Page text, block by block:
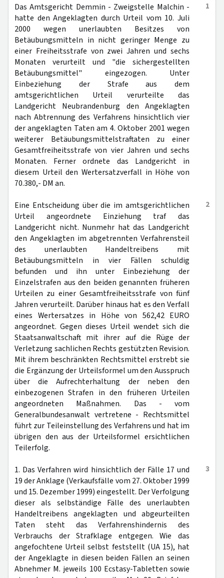
1
Das Amtsgericht Demmin - Zweigstelle Malchin -
hatte den Angeklagten durch Urteil vom 10. Juli
2000 wegen unerlaubten Besitzes von
Betäubungsmitteln in nicht geringer Menge zu
einer Freiheitsstrafe von zwei Jahren und sechs
Monaten verurteilt und "die sichergestellten
Betäubungsmittel" eingezogen. Unter
Einbeziehung der Strafe aus dem
amtsgerichtlichen Urteil verurteilte das
Landgericht Neubrandenburg den Angeklagten
nach Abtrennung des Verfahrens hinsichtlich vier
der angeklagten Taten am 4. Oktober 2001 wegen
weiterer Betäubungsmittelstraftaten zu einer
Gesamtfreiheitsstrafe von vier Jahren und sechs
Monaten. Ferner ordnete das Landgericht in
diesem Urteil den Wertersatzverfall in Höhe von
70.380,- DM an.
2
Eine Entscheidung über die im amtsgerichtlichen
Urteil angeordnete Einziehung traf das
Landgericht nicht. Nunmehr hat das Landgericht
den Angeklagten im abgetrennten Verfahrensteil
des unerlaubten Handeltreibens mit
Betäubungsmitteln in vier Fällen schuldig
befunden und ihn unter Einbeziehung der
Einzelstrafen aus den beiden genannten früheren
Urteilen zu einer Gesamtfreiheitsstrafe von fünf
Jahren verurteilt. Darüber hinaus hat es den Verfall
eines Wertersatzes in Höhe von 562,42 EURO
angeordnet. Gegen dieses Urteil wendet sich die
Staatsanwaltschaft mit ihrer auf die Rüge der
Verletzung sachlichen Rechts gestützten Revision.
Mit ihrem beschränkten Rechtsmittel erstrebt sie
die Ergänzung der Urteilsformel um den Ausspruch
über die Aufrechterhaltung der neben den
einbezogenen Strafen in den früheren Urteilen
angeordneten Maßnahmen. Das - vom
Generalbundesanwalt vertretene - Rechtsmittel
führt zur Teileinstellung des Verfahrens und hat im
übrigen den aus der Urteilsformel ersichtlichen
Teilerfolg.
3
1. Das Verfahren wird hinsichtlich der Fälle 17 und
19 der Anklage (Verkaufsfälle vom 27. Oktober 1999
und 15. Dezember 1999) eingestellt. Der Verfolgung
dieser als selbständige Fälle des unerlaubten
Handeltreibens angeklagten und abgeurteilten
Taten steht das Verfahrenshindernis des
Verbrauchs der Strafklage entgegen. Wie das
angefochtene Urteil selbst feststellt (UA 15), hat
der Angeklagte in diesen beiden Fällen an seinen
Abnehmer M. jeweils 100 Ecstasy-Tabletten sowie